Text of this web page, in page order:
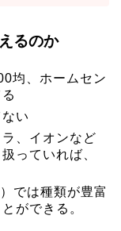
るのか
均、ホームセン
い
、イオンなど
っていれば、
では種類が豊富
ができる。